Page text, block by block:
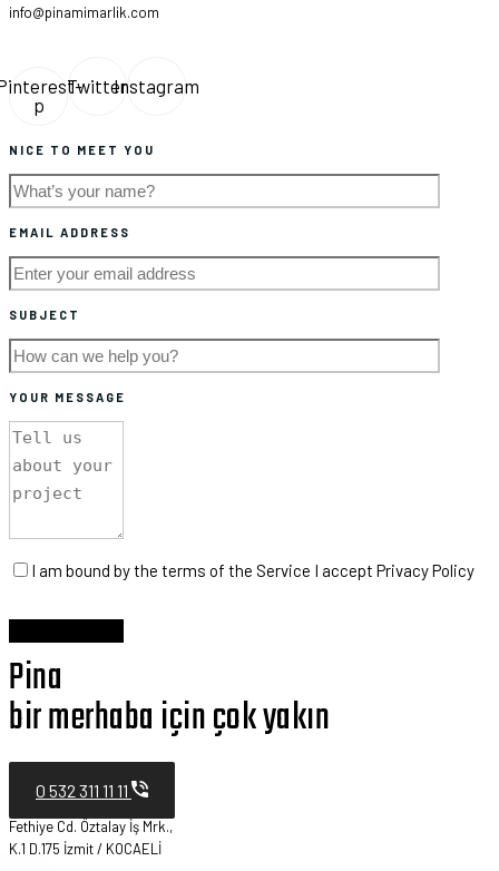
info@pinamimarlik.com
p
TwitterInstagram
NICE TO MEET YOU
EMAIL ADDRESS
SUBJECT
YOUR MESSAGE
I am bound by the terms of the Service I accept Privacy Policy
Pina
bir merhaba için çok yakın
0 532 311 11 11
Fethiye Cd. Öztalay İş Mrk.,
K.1 D.175 İzmit / KOCAELİ